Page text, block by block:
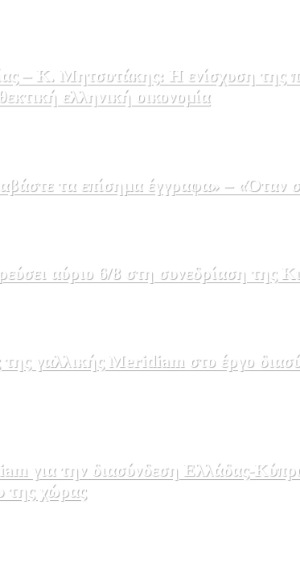
– Κ. Μητσοτάκης: Η ενίσχυση της
ελληνική οικονομία
τα επίσημα έγγραφα» – «Όταν
αύριο 6/8 στη συνεδρίαση της
γαλλικής Meridiam στο έργο
για την διασύνδεση Ελλάδας-
της χώρας